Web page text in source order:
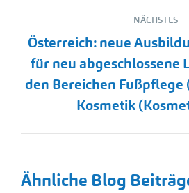
NÄCHSTES
Österreich: neue
für neu abgeschlossene
den Bereichen Fußpflege
Kosmetik
Ähnliche Blog